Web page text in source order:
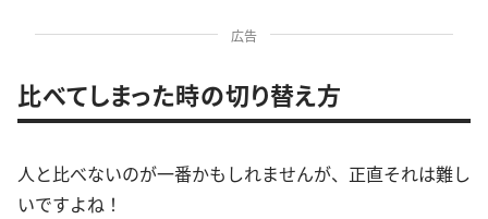
広告
比べてしまった時の切り替え方
人と比べないのが一番かもしれませんが、正直それは難し
いですよね！